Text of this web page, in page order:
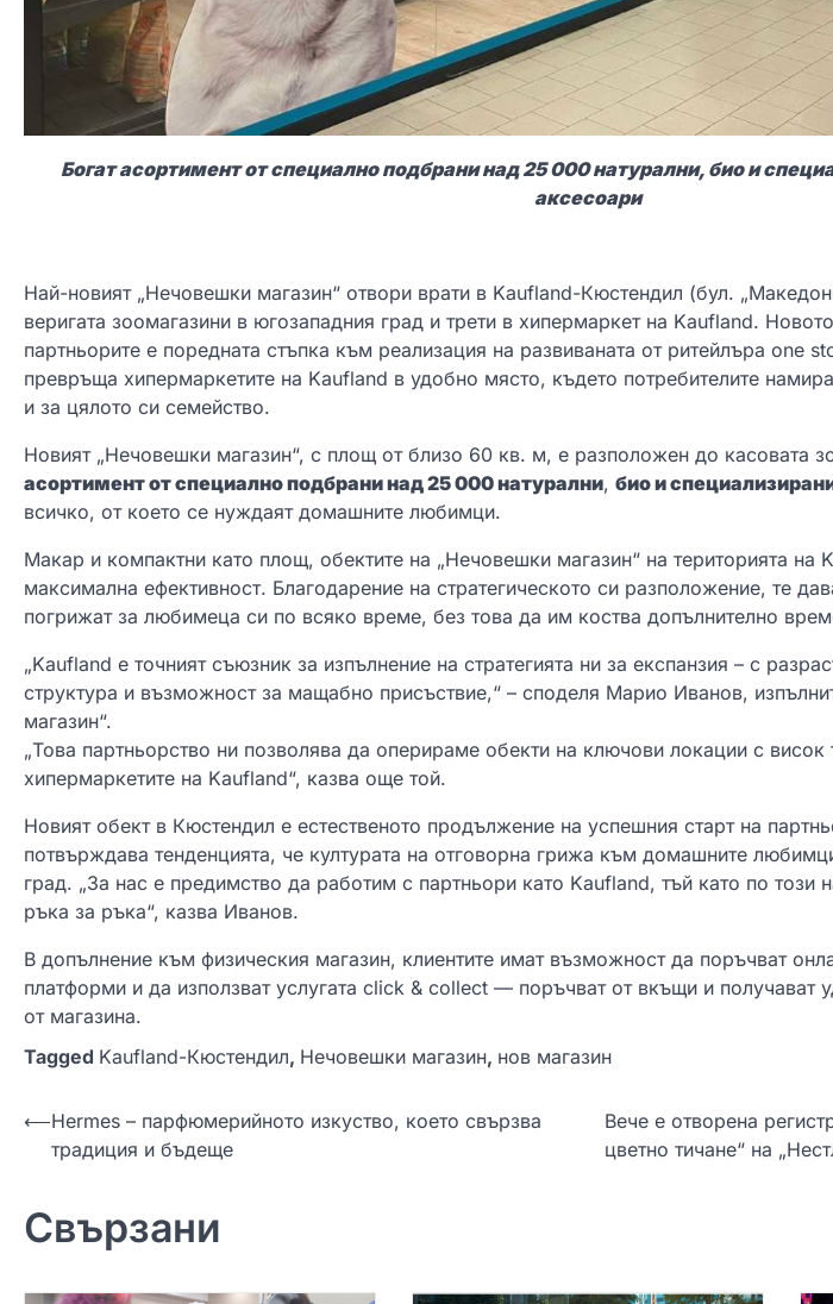
Богат асортимент от специално подбрани над 25 000 натурални, био и
аксесоари
Най-новият „Нечовешки магазин“ отвори врати в Kaufland-Кюстендил (бул.
веригата зоомагазини в югозападния град и трети в хипермаркет на Kaufland.
партньорите е поредната стъпка към реализация на развиваната от ритейлъра one
превръща хипермаркетите на Kaufland в удобно място, където потребителите
и за цялото си семейство.
Новият „Нечовешки магазин“, с площ от близо 60 кв. м, е разположен до касовата
асортимент от специално подбрани над 25 000 натурални, био и
всичко, от което се нуждаят домашните любимци.
Макар и компактни като площ, обектите на „Нечовешки магазин“ на територията на
максимална ефективност. Благодарение на стратегическото си разположение, те
погрижат за любимеца си по всяко време, без това да им коства допълнително
„Kaufland е точният съюзник за изпълнение на стратегията ни за експанзия – с
структура и възможност за мащабно присъствие,“ – споделя Марио Иванов,
магазин“.
„Това партньорство ни позволява да оперираме обекти на ключови локации с висок
хипермаркетите на Kaufland“, казва още той.
Новият обект в Кюстендил е естественото продължение на успешния старт на
потвърждава тенденцията, че културата на отговорна грижа към домашните
град. „За нас е предимство да работим с партньори като Kaufland, тъй като по този
ръка за ръка“, казва Иванов.
В допълнение към физическия магазин, клиентите имат възможност да поръчват
платформи и да използват услугата click & collect — поръчват от вкъщи и получават
от магазина.
Tagged Kaufland-Кюстендил, Нечовешки магазин, нов магазин
Н
и
⟵Hermes – парфюмерийното изкуство, което свързва
традиция и бъдеще
Вече е отворена
цветно тичане“ на
Свързани